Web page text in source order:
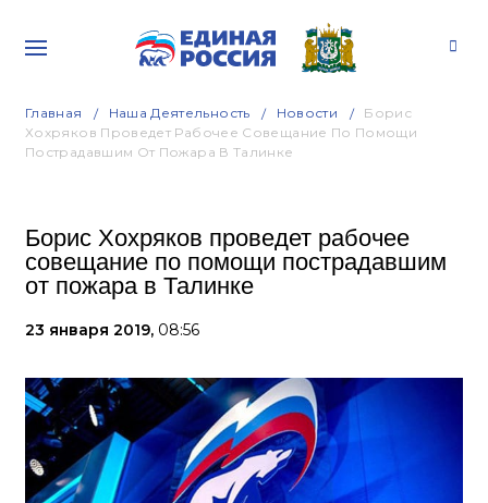
Главная Наша Деятельность Новости
Борис
Хохряков Проведет Рабочее Совещание По Помощи
Пострадавшим От Пожара В Талинке
Борис Хохряков проведет рабочее
совещание по помощи пострадавшим
от пожара в Талинке
23 января 2019, 08:56